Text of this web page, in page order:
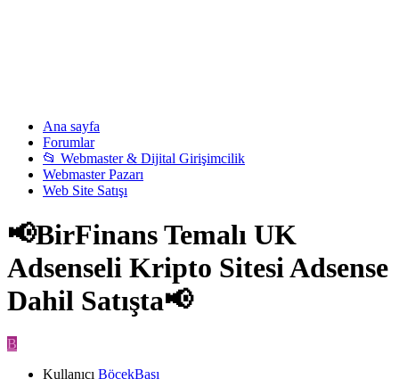
Ana sayfa
Forumlar
📂 Webmaster & Dijital Girişimcilik
Webmaster Pazarı
Web Site Satışı
📢BirFinans Temalı UK
Adsenseli Kripto Sitesi Adsense
Dahil Satışta📢
B
Kullanıcı BöcekBaşı